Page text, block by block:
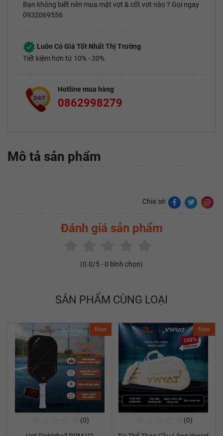
Bạn không biết nên mua mặt vợt & cốt vợt nào ? Gọi ngay
0932069556
Luôn Có Giá Tốt Nhất Thị Trường
Tiết kiệm hơn từ 10% - 30%
Hotline mua hàng
0862998279
Mô tả sản phẩm
Chia sẻ:
Đánh giá sản phẩm
(0.0/5 - 0 bình chọn)
SẢN PHẨM CÙNG LOẠI
New
(0)
New
(0)